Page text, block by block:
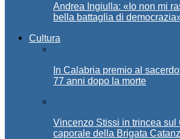
Andrea Ingiulla: «Io non mi
bella battaglia di
Cultura
In Calabria premio al
77 anni dopo la morte
Vincenzo Stissi in trincea sul
caporale della Brigata